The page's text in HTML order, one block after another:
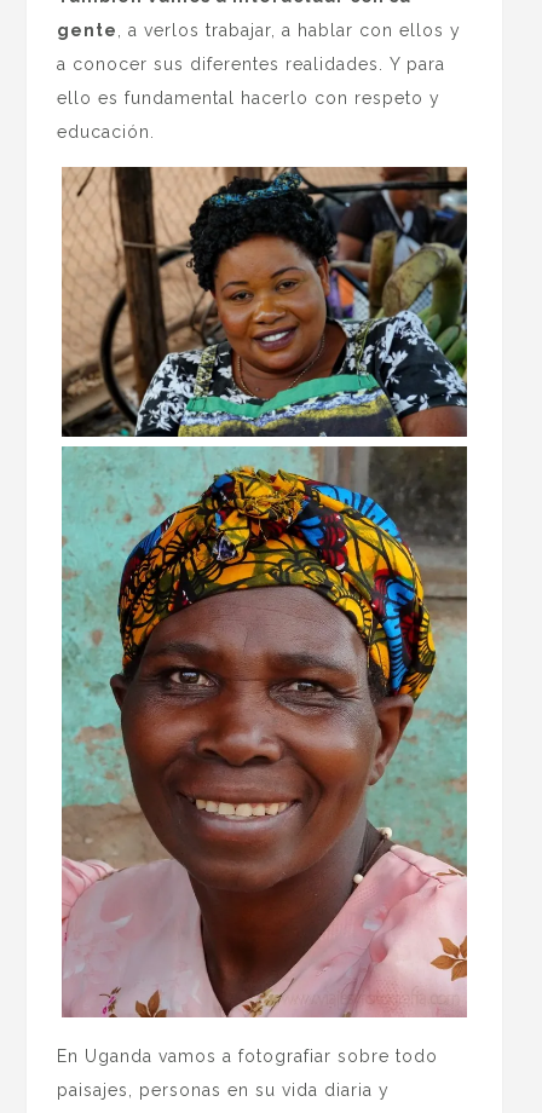
gente
, a verlos trabajar, a hablar con ellos y
a conocer sus diferentes realidades. Y para
ello es fundamental hacerlo con respeto y
educación.
En Uganda vamos a fotografiar sobre todo
paisajes, personas en su vida diaria y